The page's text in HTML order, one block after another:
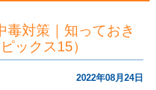
毒対策｜知っておき
ックス15）
2022年08月24日